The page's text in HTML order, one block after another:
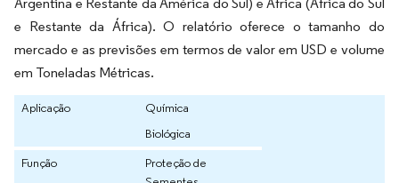
e Restante da África). O relatório oferece o tamanho do
mercado e as previsões em termos de valor em USD e volume
em Toneladas Métricas.
Aplicação
Química
Biológica
Função
Proteção de